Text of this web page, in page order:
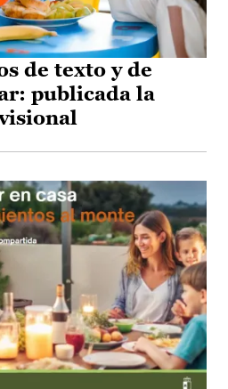
de texto y de
publicada la